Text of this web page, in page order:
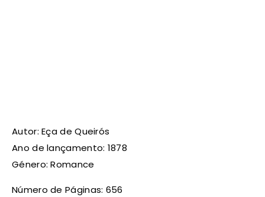
Autor: Eça de Queirós
Ano de lançamento: 1878
Género: Romance
Número de Páginas: 656